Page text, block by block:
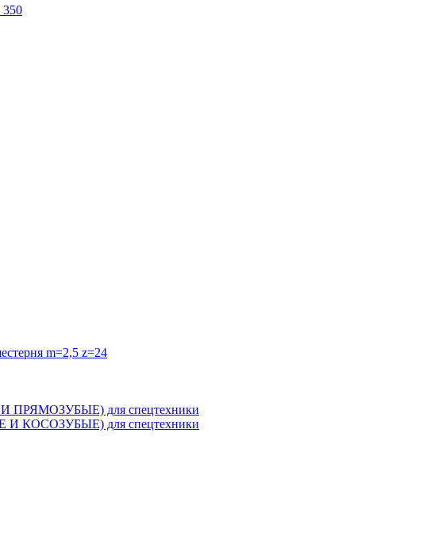
350
m=2,5 z=24
для спецтехники
для спецтехники